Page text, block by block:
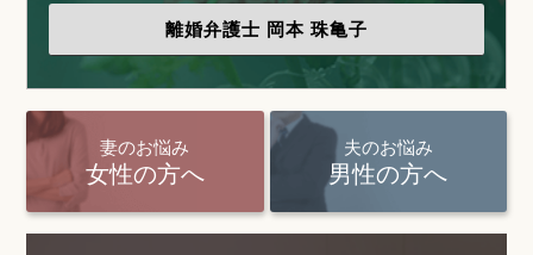
離婚弁護士 岡本 珠亀子
妻のお悩み
女性の方へ
夫のお悩み
男性の方へ